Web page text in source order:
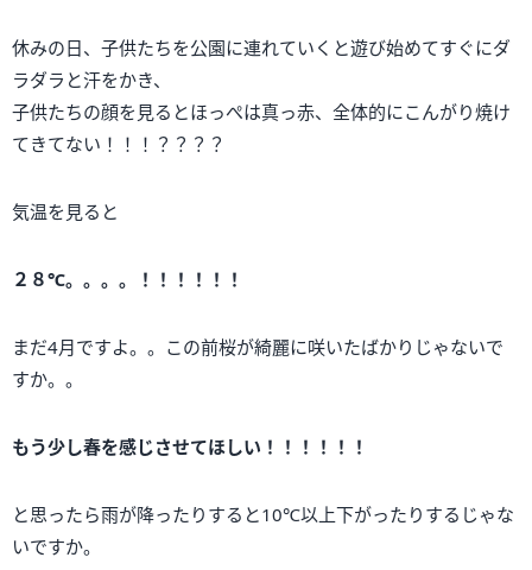
休みの日、子供たちを公園に連れていくと遊び始めてすぐにダ
ラダラと汗をかき、
子供たちの顔を見るとほっぺは真っ赤、全体的にこんがり焼け
てきてない！！！？？？？
気温を見ると
２８℃。。。。！！！！！！
まだ4月ですよ。。この前桜が綺麗に咲いたばかりじゃないで
すか。。
もう少し春を感じさせてほしい！！！！！！
と思ったら雨が降ったりすると10℃以上下がったりするじゃな
いですか。